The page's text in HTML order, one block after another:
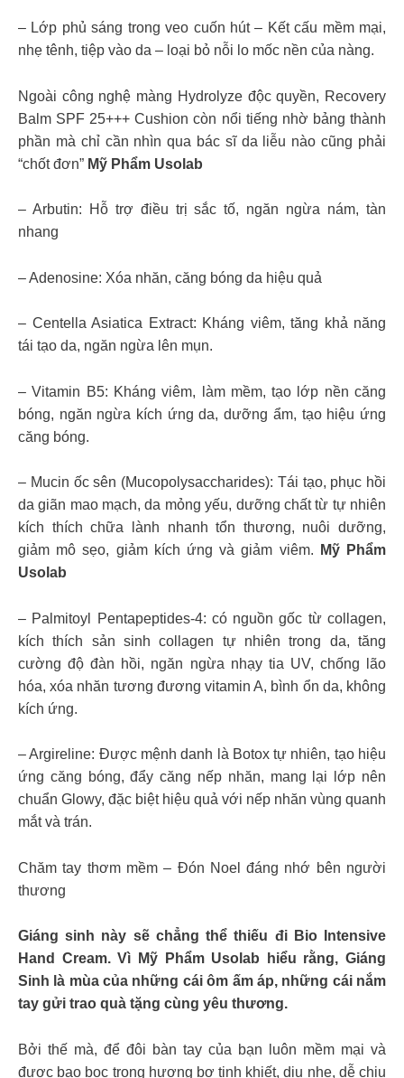
– Lớp phủ sáng trong veo cuốn hút – Kết cấu mềm mại,
nhẹ tênh, tiệp vào da – loại bỏ nỗi lo mốc nền của nàng.
Ngoài công nghệ màng Hydrolyze độc quyền, Recovery
Balm SPF 25+++ Cushion còn nổi tiếng nhờ bảng thành
phần mà chỉ cần nhìn qua bác sĩ da liễu nào cũng phải
“chốt đơn” Mỹ Phẩm Usolab
– Arbutin: Hỗ trợ điều trị sắc tố, ngăn ngừa nám, tàn
nhang
– Adenosine: Xóa nhăn, căng bóng da hiệu quả
– Centella Asiatica Extract: Kháng viêm, tăng khả năng
tái tạo da, ngăn ngừa lên mụn.
– Vitamin B5: Kháng viêm, làm mềm, tạo lớp nền căng
bóng, ngăn ngừa kích ứng da, dưỡng ẩm, tạo hiệu ứng
căng bóng.
– Mucin ốc sên (Mucopolysaccharides): Tái tạo, phục hồi
da giãn mao mạch, da mỏng yếu, dưỡng chất từ tự nhiên
kích thích chữa lành nhanh tổn thương, nuôi dưỡng,
giảm mô sẹo, giảm kích ứng và giảm viêm.
Mỹ Phẩm
Usolab
– Palmitoyl Pentapeptides-4: có nguồn gốc từ collagen,
kích thích sản sinh collagen tự nhiên trong da, tăng
cường độ đàn hồi, ngăn ngừa nhạy tia UV, chống lão
hóa, xóa nhăn tương đương vitamin A, bình ổn da, không
kích ứng.
– Argireline: Được mệnh danh là Botox tự nhiên, tạo hiệu
ứng căng bóng, đẩy căng nếp nhăn, mang lại lớp nên
chuẩn Glowy, đặc biệt hiệu quả với nếp nhăn vùng quanh
mắt và trán.
Chăm tay thơm mềm – Đón Noel đáng nhớ bên người
thương
Giáng sinh này sẽ chẳng thể thiếu đi Bio Intensive
Hand Cream. Vì Mỹ Phẩm Usolab hiểu rằng, Giáng
Sinh là mùa của những cái ôm ấm áp, những cái nắm
tay gửi trao quà tặng cùng yêu thương.
Bởi thế mà, để đôi bàn tay của bạn luôn mềm mại và
được bao bọc trong hương bơ tinh khiết, dịu nhẹ, dễ chịu